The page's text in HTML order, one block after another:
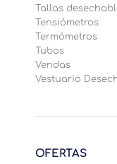
Tallas
Tensiómetros
Termómetros
Tubos
Vendas
Vestuario
OFERTAS